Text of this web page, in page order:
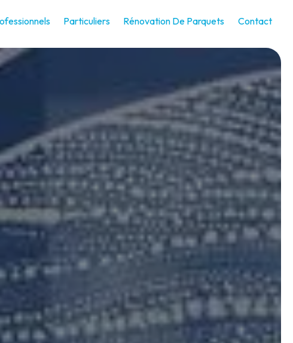
Particuliers Rénovation De Parquets Contact